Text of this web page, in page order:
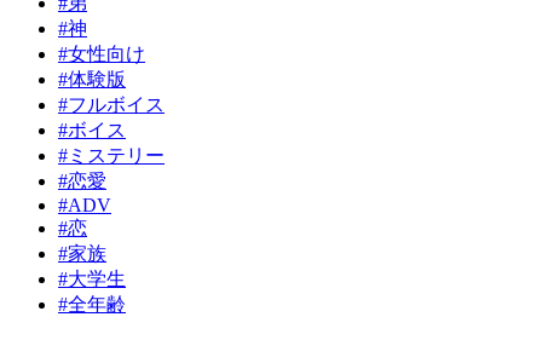
#神
#女性向け
#体験版
#フルボイス
#ボイス
#ミステリー
#恋愛
#ADV
#恋
#家族
#大学生
#全年齢